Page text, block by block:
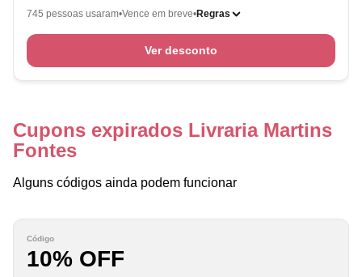
745 pessoas usaram Vence em breve Regras
Ver desconto
Cupons expirados Livraria Martins
Fontes
Alguns códigos ainda podem funcionar
Código
10% OFF